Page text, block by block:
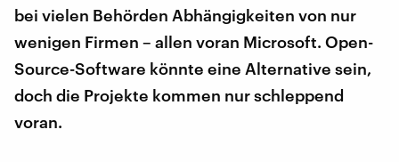
bei vielen Behörden Abhängigkeiten von nur
wenigen Firmen – allen voran Microsoft. Open-
Source-Software könnte eine Alternative sein,
doch die Projekte kommen nur schleppend
voran.